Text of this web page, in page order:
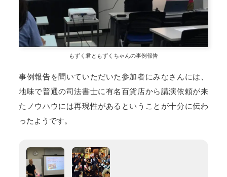
もずく君ともずくちゃんの事例報告
事例報告を聞いていただいた参加者にみなさんには、
地味で普通の司法書士に有名百貨店から講演依頼が来
たノウハウには再現性があるということが十分に伝わ
ったようです。